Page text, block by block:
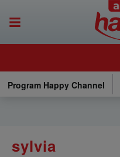
Program Happy Channel
sylvia